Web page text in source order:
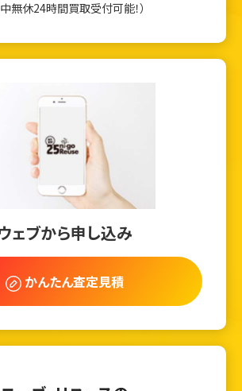
中無休24時間買取受付可能！）
ェブから申し込み
かんたん査定見積